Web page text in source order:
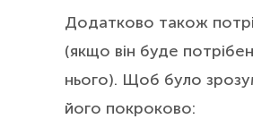
Додатково також
(якщо він буде
нього). Щоб було
його покроково: